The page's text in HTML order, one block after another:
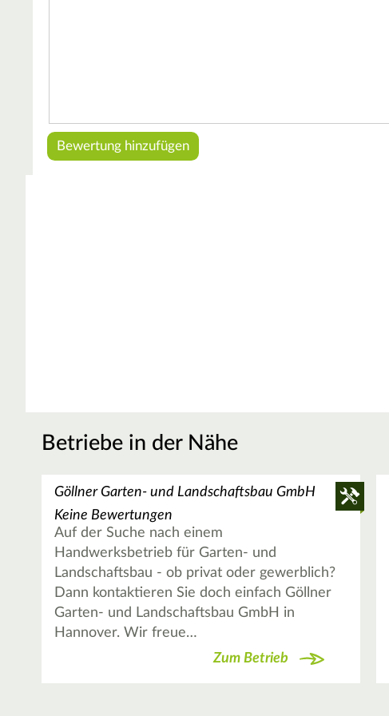
Betriebe in der Nähe
Göllner Garten- und Landschaftsbau GmbH
Keine Bewertungen
Auf der Suche nach einem
Handwerksbetrieb für Garten- und
Landschaftsbau - ob privat oder gewerblich?
Dann kontaktieren Sie doch einfach Göllner
Garten- und Landschaftsbau GmbH in
Hannover. Wir freue…
Zum Betrieb